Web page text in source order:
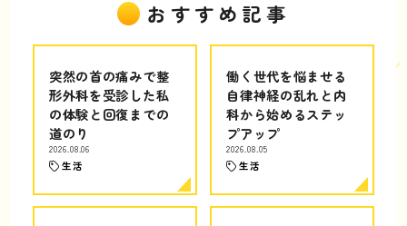
おすすめ記事
突然の首の痛みで整
形外科を受診した私
の体験と回復までの
道のり
2026.08.06
生活
働く世代を悩ませる
自律神経の乱れと内
科から始めるステッ
プアップ
2026.08.05
生活